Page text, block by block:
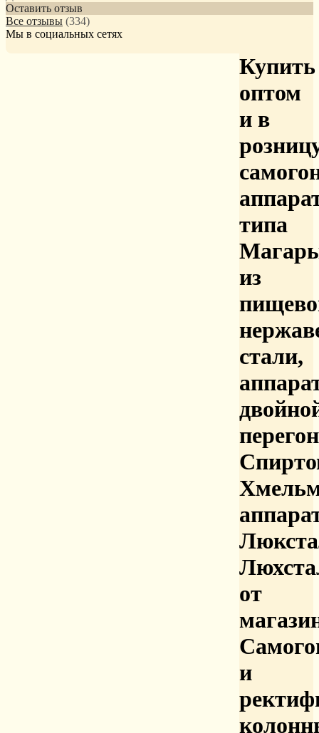
Оставить отзыв
Все отзывы (334)
Мы в социальных сетях
Купить
оптом
и в
типа
из
стали,
от
и